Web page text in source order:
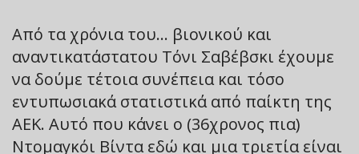
Από τα χρόνια του… βιονικού και
αναντικατάστατου Τόνι Σαβέβσκι έχουμε
να δούμε τέτοια συνέπεια και τόσο
εντυπωσιακά στατιστικά από παίκτη της
ΑΕΚ. Αυτό που κάνει ο (36χρονος πια)
Ντομαγκόι Βίντα εδώ και μια τριετία είναι